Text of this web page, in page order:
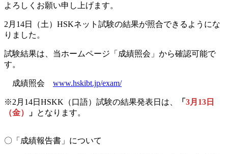
よろしくお願い申し上げます。
2月14日（土）HSKネット試験の結果が照合できるようにな
りました。
試験結果は、当ホームページ「成績照会」から確認可能で
す。
成績照会 www.hskibt.jp/exam/
※2月14日HSKK（口語）試験の結果発表日は、 「 3月13日
（金）
」 となります。
〇「成績報告書」について